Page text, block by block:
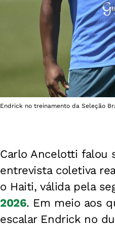
Endrick no treinamento da Seleção
Carlo Ancelotti falou
entrevista coletiva
o Haiti, válida pela
2026. Em meio aos
escalar Endrick no